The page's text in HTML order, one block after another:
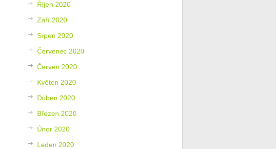
Říjen 2020
Září 2020
Srpen 2020
Červenec 2020
Červen 2020
Květen 2020
Duben 2020
Březen 2020
Únor 2020
Leden 2020